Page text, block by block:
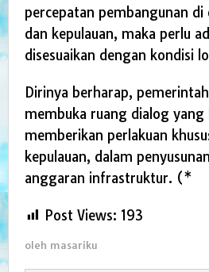
percepatan pembangunan di
dan kepulauan, maka perlu
disesuaikan dengan kondisi
Dirinya berharap,
membuka ruang dialog yang
memberikan perlakuan
kepulauan, dalam
anggaran infrastruktur. (*
Post Views: 193
oleh masariku